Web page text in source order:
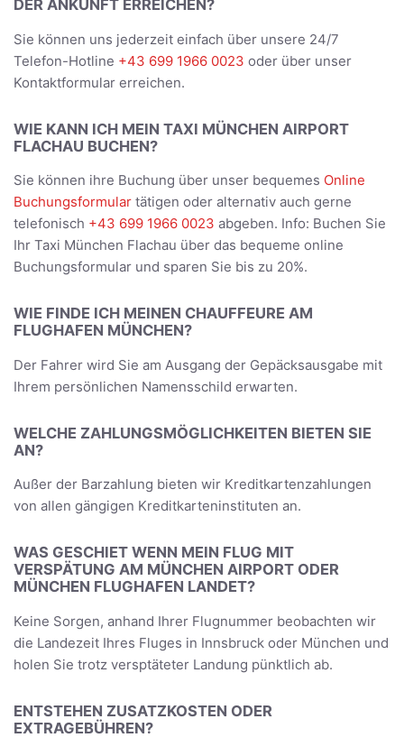
DER ANKUNFT ERREICHEN?
Sie können uns jederzeit einfach über unsere 24/7
Telefon-Hotline +43 699 1966 0023 oder über unser
Kontaktformular erreichen.
WIE KANN ICH MEIN TAXI MÜNCHEN AIRPORT
FLACHAU BUCHEN?
Sie können ihre Buchung über unser bequemes Online
Buchungsformular tätigen oder alternativ auch gerne
telefonisch +43 699 1966 0023 abgeben. Info: Buchen Sie
Ihr Taxi München Flachau über das bequeme online
Buchungsformular und sparen Sie bis zu 20%.
WIE FINDE ICH MEINEN CHAUFFEURE AM
FLUGHAFEN MÜNCHEN?
Der Fahrer wird Sie am Ausgang der Gepäcksausgabe mit
Ihrem persönlichen Namensschild erwarten.
WELCHE ZAHLUNGSMÖGLICHKEITEN BIETEN SIE
AN?
Außer der Barzahlung bieten wir Kreditkartenzahlungen
von allen gängigen Kreditkarteninstituten an.
WAS GESCHIET WENN MEIN FLUG MIT
VERSPÄTUNG AM MÜNCHEN AIRPORT ODER
MÜNCHEN FLUGHAFEN LANDET?
Keine Sorgen, anhand Ihrer Flugnummer beobachten wir
die Landezeit Ihres Fluges in Innsbruck oder München und
holen Sie trotz versptäteter Landung pünktlich ab.
ENTSTEHEN ZUSATZKOSTEN ODER
EXTRAGEBÜHREN?